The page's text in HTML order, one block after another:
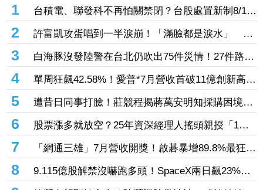
1
台積電、聯發科不再怕關禁閉？台股處置新制8/10
上路！處置縮至5天、2分鐘撮合
2
許富凱攻蛋唱到一半淚崩！「滿臉都是淚水」 父
親節開唱思念亡父
3
白海豚沒發陸警在台北仍吹出75件災情！27件路樹
倒塌、21件災情處理中
4
單周狂飆42.58%！愛普*7月營收首破11億創新高
「年增144.57%」 重返準千金股
5
遭昔日同事打臉！莊競程揭蔣萬安明知採購困境
卻仍散播「擋疫苗」說
6
股票漲多就放空？25年資深經理人搖頭親授「1絕
招」抓買賣時機：看誰占上風
7
「網通三雄」7月營收開獎！啟碁暴增89.8%最狂
這2檔也創同期新高
8
9.115億股解禁沒嚇跑多頭！SpaceX兩日飆23%
離IPO價只差一步